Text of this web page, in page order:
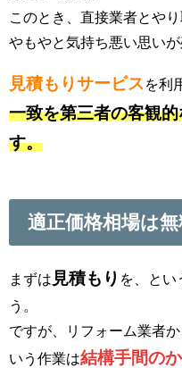
このとき、直接業者とや
やもやと気持ち悪い思い
見積もりサービス を利
一致を第三者の客観
す。
適正価格相場は
まずは 見積もり を、とい
う。
ですが、リフォーム業者
いう作業は結構手間の